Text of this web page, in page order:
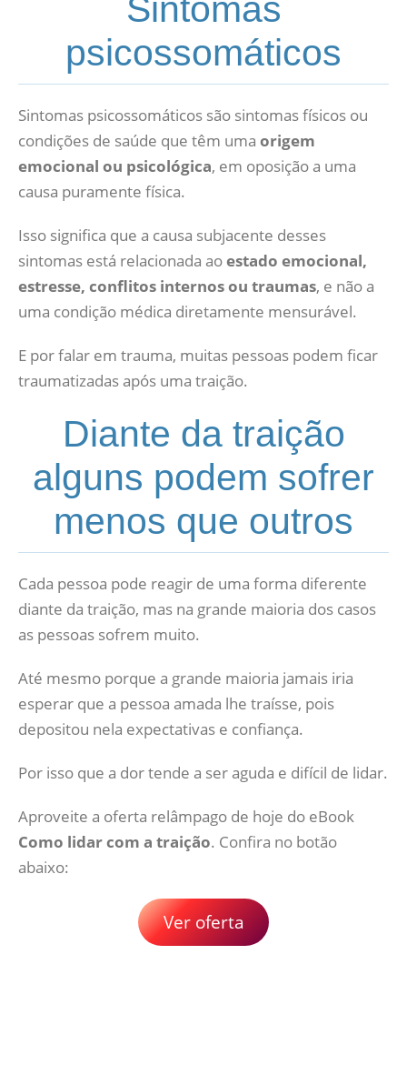
Sintomas
psicossomáticos
Sintomas psicossomáticos são sintomas físicos ou
condições de saúde que têm uma origem
emocional ou psicológica, em oposição a uma
causa puramente física.
Isso significa que a causa subjacente desses
sintomas está relacionada aoestado emocional,
estresse, conflitos internos ou traumas, e não a
uma condição médica diretamente mensurável.
E por falar em trauma, muitas pessoas podem ficar
traumatizadas após uma traição.
Diante da traição
alguns podem sofrer
menos que outros
Cada pessoa pode reagir de uma forma diferente
diante da traição, mas na grande maioria dos casos
as pessoas sofrem muito.
Até mesmo porque a grande maioria jamais iria
esperar que a pessoa amada lhe traísse, pois
depositou nela expectativas e confiança.
Por isso que a dor tende a ser aguda e difícil de lidar.
Aproveite a oferta relâmpago de hoje do eBook
Como lidar com a traição. Confira no botão
abaixo:
Ver oferta